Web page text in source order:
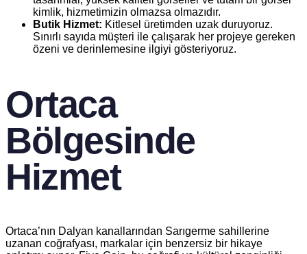
kimlik, hizmetimizin olmazsa olmazıdır.
Butik Hizmet: Kitlesel üretimden uzak duruyoruz.
Sınırlı sayıda müşteri ile çalışarak her projeye gereken
özeni ve derinlemesine ilgiyi gösteriyoruz.
Ortaca
Bölgesinde
Hizmet
Ortaca’nın Dalyan kanallarından Sarıgerme sahillerine
uzanan coğrafyası, markalar için benzersiz bir hikaye